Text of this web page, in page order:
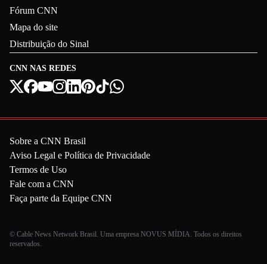
CNN NAS REDES
Fórum CNN
Mapa do site
Distribuição do Sinal
Sobre a CNN Brasil
Aviso Legal e Política de Privacidade
Termos de Uso
Fale com a CNN
Faça parte da Equipe CNN
© Cable News Network Brasil. Uma empresa NOVUS MÍDIA. Todos os direitos
reservados.